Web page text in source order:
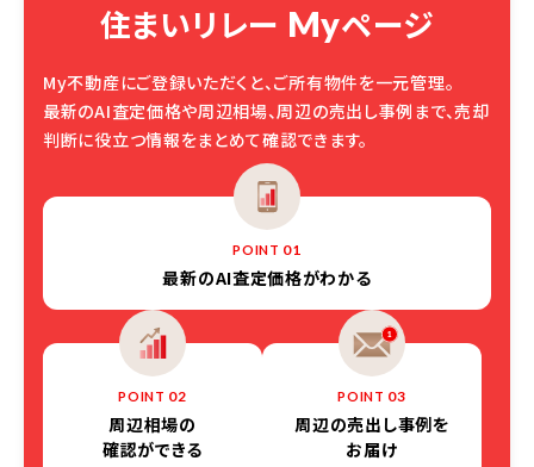
住まいリレー Myページ
My不動産にご登録いただくと、ご所有物件を一元管理。
最新のAI査定価格や周辺相場、周辺の売出し事例まで、売却
判断に役立つ情報をまとめて確認できます。
POINT 01
最新のAI査定価格がわかる
POINT 02
周辺相場の
確認ができる
POINT 03
周辺の売出し事例を
お届け